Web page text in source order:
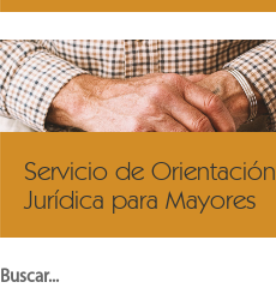
Servicio de Orientación
Jurídica para Mayores
Buscar...